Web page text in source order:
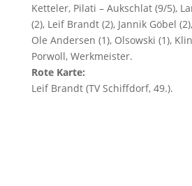
Ketteler, Pilati – Aukschlat (9/5),
(2), Leif Brandt (2), Jannik Göbel
Ole Andersen (1), Olsowski (1),
Porwoll, Werkmeister.
Rote Karte:
Leif Brandt (TV Schiffdorf, 49.).